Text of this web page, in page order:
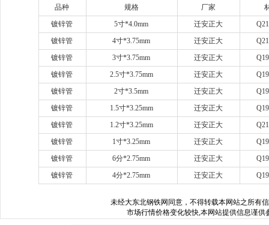
品种 规格 厂家
镀锌管
5寸*4.0mm 迁安正大
镀锌管
4寸*3.75mm 迁安正大
镀锌管
3寸*3.75mm 迁安正大
镀锌管
2.5寸*3.75mm 迁安正大
镀锌管
2寸*3.5mm 迁安正大
镀锌管
1.5寸*3.25mm 迁安正大
镀锌管
1.2寸*3.25mm 迁安正大
镀锌管
1寸*3.25mm 迁安正大
镀锌管
6分*2.75mm 迁安正大
镀锌管
4分*2.75mm 迁安正大
未经大东北钢铁网 同意，不得转载本网站之所有
市场行情价格变化较快,本网站提供信息谨供